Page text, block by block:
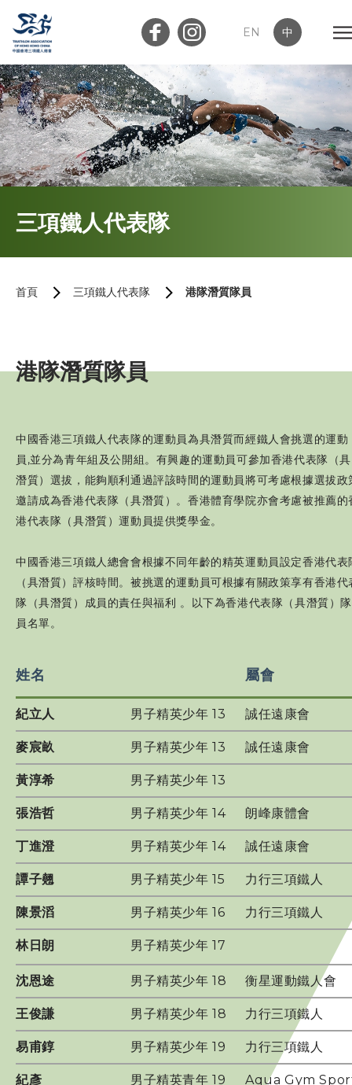
EN 中
會員登入 屬會登入
首頁
關於我們
三項鐵人代表隊
代表隊資格及架構
比賽選拔
港隊隊員
港隊潛質隊員
發展隊隊員
地區隊隊員
運動員獎勵計劃
Paris 2024 Olympic Games - Selection Mechanism
教練
工作人員
贊助商 / 宣傳
三項鐵人代表隊
首頁 三項鐵人代表隊 港隊潛質隊員
港隊潛質隊員
中國香港三項鐵人代表隊的運動員為具潛質而經鐵人會挑選的運動
員,並分為青年組及公開組。有興趣的運動員可參加香港代表隊（具
潛質）選拔，能夠順利通過評該時間的運動員將可考慮根據選拔政
邀請成為香港代表隊（具潛質）。香港體育學院亦會考慮被推薦的
港代表隊（具潛質）運動員提供獎學金。
中國香港三項鐵人總會會根據不同年齡的精英運動員設定香港代表
（具潛質）評核時間。被挑選的運動員可根據有關政策享有香港代
隊（具潛質）成員的責任與福利 。以下為香港代表隊（具潛質）隊
員名單。
姓名 屬會
紀立人 男子精英少年 13 誠任遠康會
麥宸畝 男子精英少年 13 誠任遠康會
黃淳希 男子精英少年 13
張浩哲 男子精英少年 14 朗峰康體會
丁進澄 男子精英少年 14 誠任遠康會
譚子翹 男子精英少年 15 力行三項鐵人
陳景滔 男子精英少年 16 力行三項鐵人
林日朗 男子精英少年 17
沈恩途 男子精英少年 18 衡星運動鐵人會
王俊謙 男子精英少年 18 力行三項鐵人
易甫錞 男子精英少年 19 力行三項鐵人
紀彥 男子精英青年 19 Aqua Gym